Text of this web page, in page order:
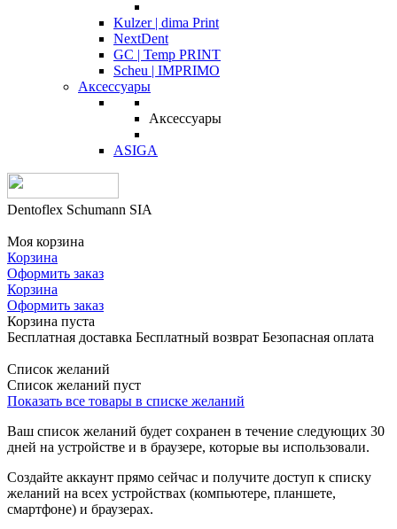
Kulzer | dima Print
NextDent
GC | Temp PRINT
Scheu | IMPRIMO
Аксессуары
Аксессуары
ASIGA
Dentoflex Schumann SIA
Моя корзина
Корзина
Оформить заказ
Корзина
Оформить заказ
Корзина пуста
Бесплатная доставка Бесплатный возврат Безопасная оплата
Список желаний
Список желаний пуст
Показать все товары в списке желаний
Ваш список желаний будет сохранен в течение следующих 30
дней на устройстве и в браузере, которые вы использовали.
Создайте аккаунт прямо сейчас и получите доступ к списку
желаний на всех устройствах (компьютере, планшете,
смартфоне) и браузерах.